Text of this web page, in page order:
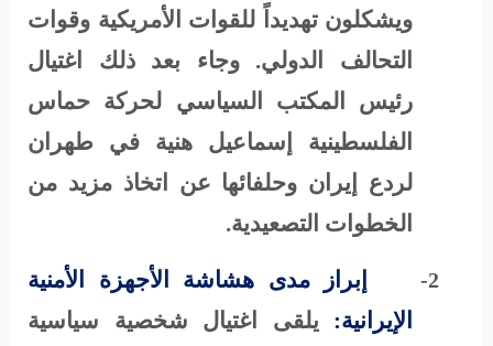
ويشكلون تهديداً للقوات الأمريكية وقوات
التحالف الدولي. وجاء بعد ذلك اغتيال
رئيس المكتب السياسي لحركة حماس
الفلسطينية إسماعيل هنية في طهران
لردع إيران وحلفائها عن اتخاذ مزيد من
الخطوات التصعيدية.
2-
إبراز مدى هشاشة الأجهزة الأمنية
الإيرانية: يلقى اغتيال شخصية سياسية